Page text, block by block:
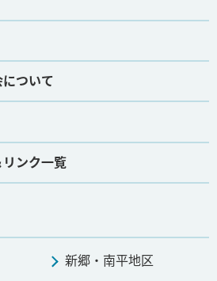
ついて
ンク一覧
新郷・南平地区